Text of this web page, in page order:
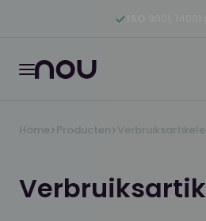
Ga naar hoofdinhoud
Ga naar hoofdnavigatie
Home Producten